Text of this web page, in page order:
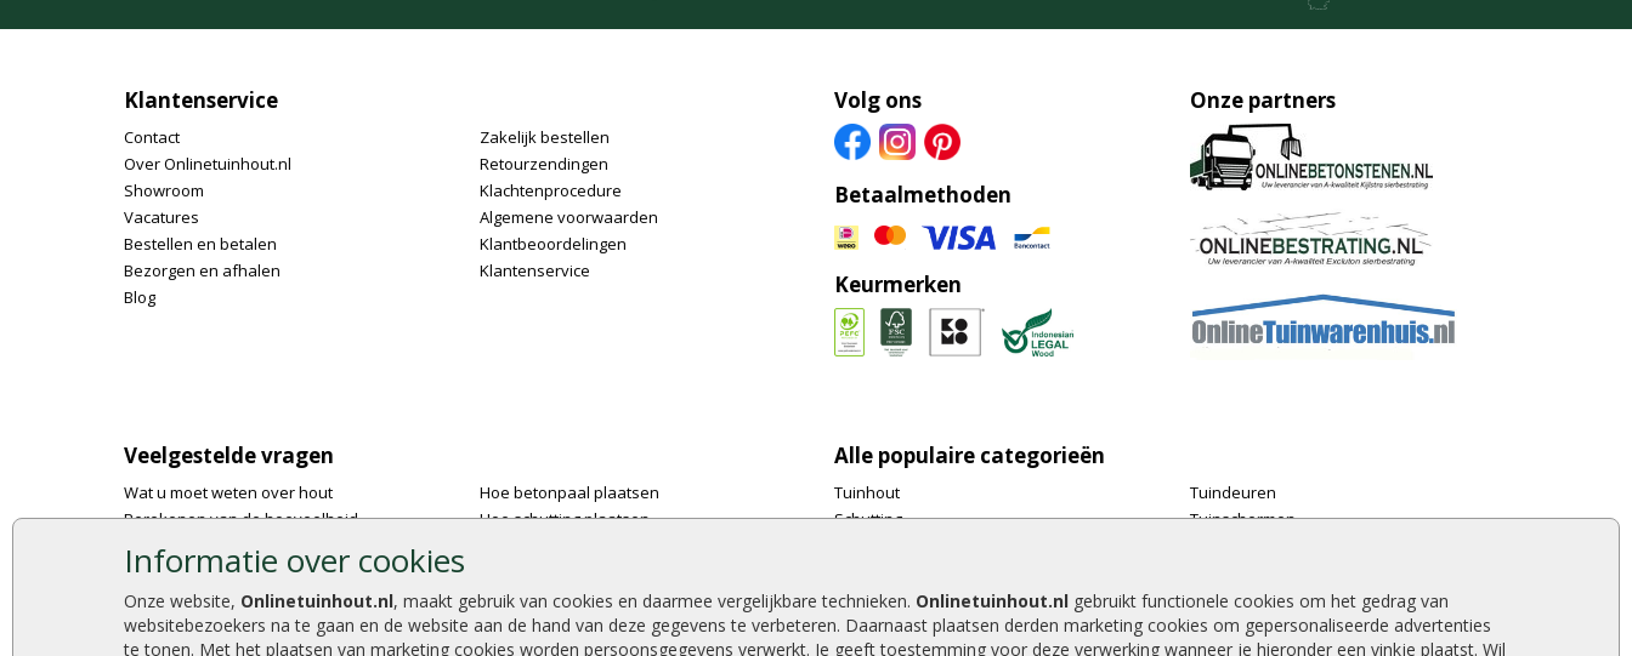
Informatie over cookies
Onze website, Onlinetuinhout.nl, maakt gebruik van cookies en daarmee vergelijkbare technieken. Onlinetuinhout.nl gebruikt functionele cookies om het gedrag van
websitebezoekers na te gaan en de website aan de hand van deze gegevens te verbeteren. Daarnaast plaatsen derden marketing cookies om gepersonaliseerde advertenties
te tonen. Met het plaatsen van marketing cookies worden persoonsgegevens verwerkt. Je geeft toestemming voor deze verwerking wanneer je hieronder een vinkje plaatst. Wil
Klantenservice
Contact
Over Onlinetuinhout.nl
Showroom
Vacatures
Bestellen en betalen
Bezorgen en afhalen
Blog
Zakelijk bestellen
Retourzendingen
Klachtenprocedure
Algemene voorwaarden
Klantbeoordelingen
Klantenservice
Volg ons
Betaalmethoden
Keurmerken
Onze partners
Veelgestelde vragen
Wat u moet weten over hout
Berekenen van de hoeveelheid
Foto's en voorbeelden
Montage
Gekeurd hout
De fundering van een vlonder leggen
Hoe betonpaal plaatsen
Hoe schutting plaatsen
Stijlvolle houtsoorten voor in de tuin
Duurzame tuin
Alle populaire categorieën
Tuinhout
Schutting
Tuinhekken
Tuinhuizen
Tuindeuren
Tuinschermen
Douglas hout
Rabatdelen